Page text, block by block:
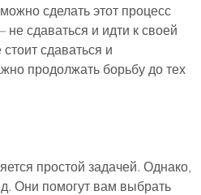
сделать этот процесс
сдаваться и идти к своей
сдаваться и
продолжать борьбу до тех
простой задачей. Однако,
Они помогут вам выбрать